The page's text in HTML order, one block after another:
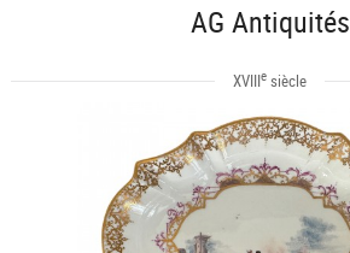
AG Antiquités
XVIIIe siècle